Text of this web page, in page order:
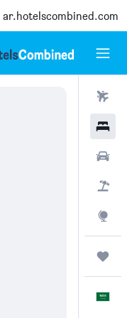
ar.hotelscombined.com